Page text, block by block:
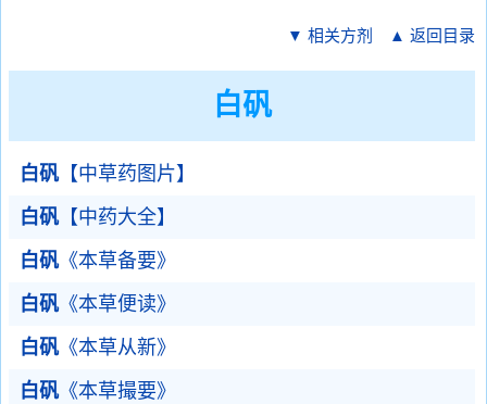
▼ 相关方剂 ▲ 返回目录
白矾
白矾【中草药图片】
白矾【中药大全】
白矾《本草备要》
白矾《本草便读》
白矾《本草从新》
白矾《本草撮要》